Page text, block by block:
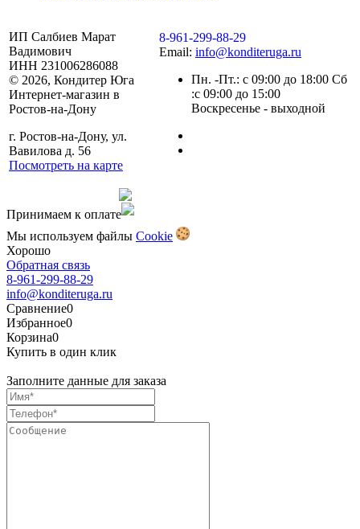
ИП Салбиев Марат
Вадимович
ИНН 231006286088
© 2026, Кондитер Юга
Интернет-магазин в
Ростов-на-Дону
г. Ростов-на-Дону, ул.
Вавилова д. 56
Посмотреть на карте
8-961-299-88-29
Email: info@konditeruga.ru
Пн. -Пт.: с 09:00 до 18:00 Сб
:с 09:00 до 15:00
Воскресенье - выходной
Принимаем к оплате
Мы используем файлы Сookie
Хорошо
Обратная связь
8-961-299-88-29
info@konditeruga.ru
Сравнение0
Избранное0
Корзина0
Купить в один клик
Заполните данные для заказа